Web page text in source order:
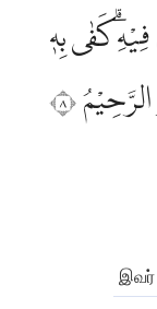
كَفٰى بِهٖ
٨
இவர்